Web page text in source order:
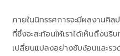
ภายในนิทรรศการจะมีผลงานศิ
ที่ซึ่งจะสะท้อนให้เราได้เห็นถึงบ
เปลี่ยนแปลงอย่างซับซ้อนและร